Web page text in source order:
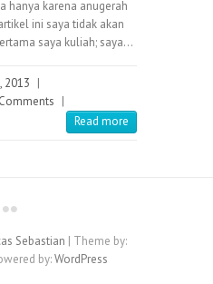
hanya karena anugerah
ini saya tidak akan
saya kuliah; saya…
2013 |
|
Read more
Sebastian | Theme by:
by:WordPress